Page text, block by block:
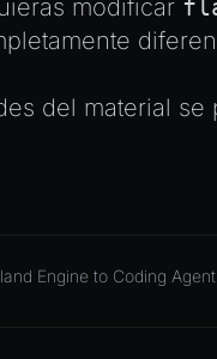
modificar
del material se
Engine to Coding